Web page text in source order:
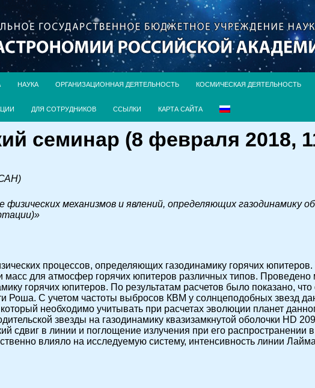
НАУКА ОРГАНИЗАЦИОННАЯ ДЕЯТЕЛЬНОСТЬ КОСМИЧЕСКАЯ ДЕЯТЕЛЬНОСТЬ
ДЛЯ СОТРУДНИКОВ ССЫЛКИ КАРТА САЙТА
семинар (8 февраля 2018,
физических механизмов и явлений, определяющих газодинамику
процессов, определяющих газодинамику горячих
для атмосфер горячих юпитеров различных типов.
горячих юпитеров. По результатам расчетов было показано, что
Роша. С учетом частоты выбросов КВМ у солнцеподобных звезд
необходимо учитывать при расчетах эволюции планет
звезды на газодинамику квазизамкнутой оболочки HD
сдвиг в линии и поглощение излучения при его распространении
влияло на исследуемую систему, интенсивность линии